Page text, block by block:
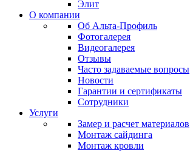
Элит
О компании
Об Альта-Профиль
Фотогалерея
Видеогалерея
Отзывы
Часто задаваемые вопросы
Новости
Гарантии и сертификаты
Сотрудники
Услуги
Замер и расчет материалов
Монтаж сайдинга
Монтаж кровли